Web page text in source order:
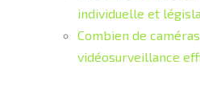
individuelle et
Combien de
vidéosurveillance